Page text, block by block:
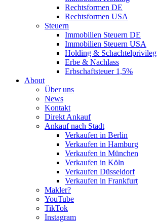
Rechtsformen DE
Rechtsformen USA
Steuern
Immobilien Steuern DE
Immobilien Steuern USA
Holding & Schachtelprivileg
Erbe & Nachlass
Erbschaftsteuer 1,5%
About
Über uns
News
Kontakt
Direkt Ankauf
Ankauf nach Stadt
Verkaufen in Berlin
Verkaufen in Hamburg
Verkaufen in München
Verkaufen in Köln
Verkaufen Düsseldorf
Verkaufen in Frankfurt
Makler?
YouTube
TikTok
Instagram